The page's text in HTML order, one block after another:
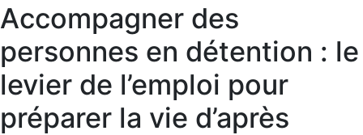
Live
Accompagner des
personnes en détention : le
levier de l’emploi pour
préparer la vie d’après